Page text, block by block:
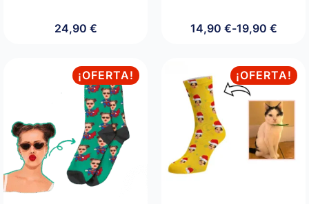
24,90 € 14,90 €-19,90 €
Rango
desde
14,90 €
hasta
19,90 €
¡OFERTA! ¡OFERTA!